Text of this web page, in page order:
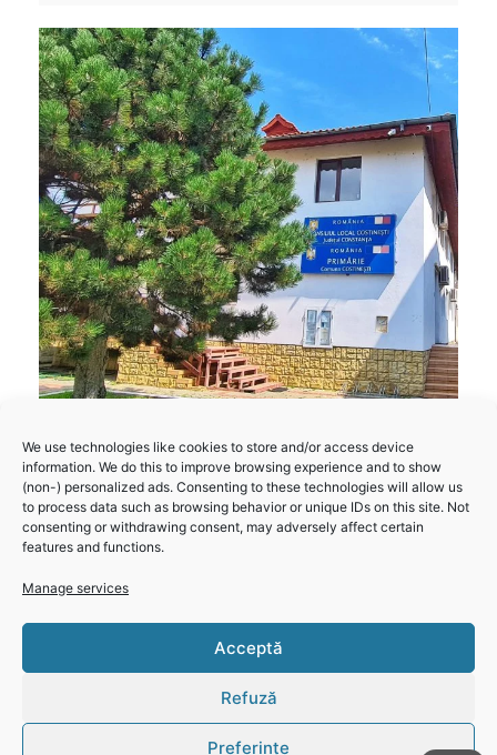
We use technologies like cookies to store and/or access device
information. We do this to improve browsing experience and to show
(non-) personalized ads. Consenting to these technologies will allow us
to process data such as browsing behavior or unique IDs on this site. Not
consenting or withdrawing consent, may adversely affect certain
features and functions.
Manage services
Acceptă
Refuză
Preferințe
Primăria Costinești – Informare proiect „Digitalizarea
serviciilor comunei Costinești“
Primăria Costinești a lansat o achiziție publică pentru